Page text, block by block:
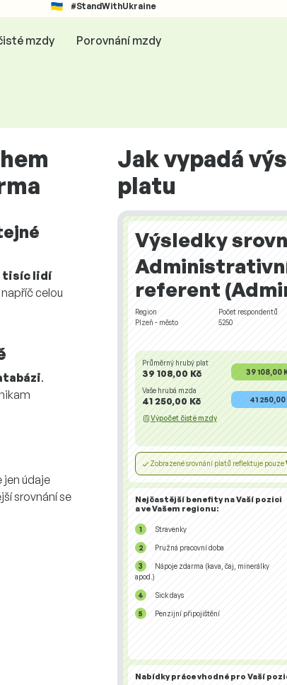
#StandWithUkraine
mzdy Porovnání mzdy
tisíc lidí
celou
.
jen údaje
srovnání se
Jak vypadá
platu
Výsledky
referent
Region
Plzeň - město
Počet respondentů
5250
Průměrný hrubý plat
39 108,00 Kč 39 108,00
Vaše hrubá mzda
41 250,00 Kč 41
Výpočet čisté mzdy
Zobrazené srovnání platů reflektuje pouze
Nejčastější benefity na Vaší pozici
a ve Vašem regionu:
Stravenky
Pružná pracovní doba
Nápoje zdarma (kava, čaj, minerálky
apod.)
Sick days
Penzijní připojištění
Nabídky prácevhodné pro Vaší